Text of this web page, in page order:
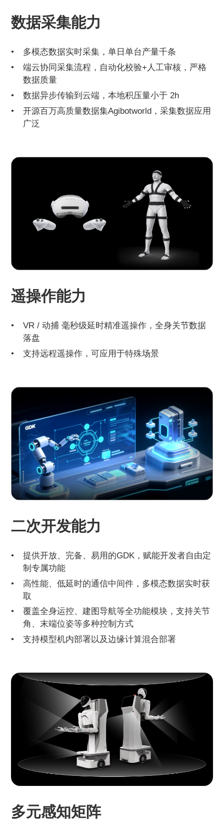
数据采集能力
多模态数据实时采集，单日单台产量千条
端云协同采集流程，自动化校验+人工审核，严格
数据质量
数据异步传输到云端，本地积压量小于 2h
开源百万高质量数据集Agibotworld，采集数据应用
广泛
遥操作能力
VR / 动捕 毫秒级延时精准遥操作，全身关节数据
落盘
支持远程遥操作，可应用于特殊场景
二次开发能力
提供开放、完备、易用的GDK，赋能开发者自由定
制专属功能
高性能、低延时的通信中间件，多模态数据实时获
取
覆盖全身运控、建图导航等全功能模块，支持关节
角、末端位姿等多种控制方式
支持模型机内部署以及边缘计算混合部署
多元感知矩阵